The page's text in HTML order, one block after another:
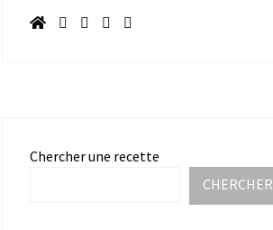
Chercher une recette
CHERCHER